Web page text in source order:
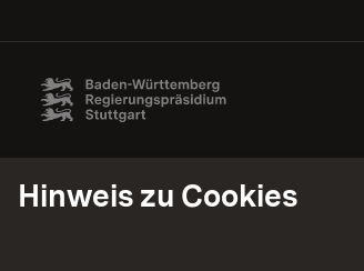
Hinweis zu Cookies